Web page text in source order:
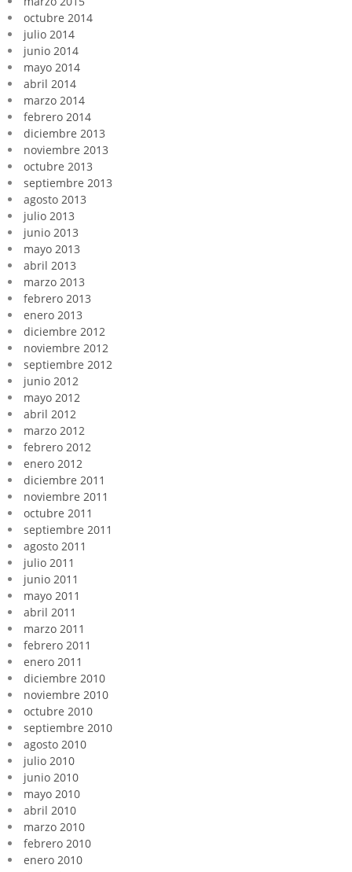
octubre 2014
julio 2014
junio 2014
mayo 2014
abril 2014
marzo 2014
febrero 2014
diciembre 2013
noviembre 2013
octubre 2013
septiembre 2013
agosto 2013
julio 2013
junio 2013
mayo 2013
abril 2013
marzo 2013
febrero 2013
enero 2013
diciembre 2012
noviembre 2012
septiembre 2012
junio 2012
mayo 2012
abril 2012
marzo 2012
febrero 2012
enero 2012
diciembre 2011
noviembre 2011
octubre 2011
septiembre 2011
agosto 2011
julio 2011
junio 2011
mayo 2011
abril 2011
marzo 2011
febrero 2011
enero 2011
diciembre 2010
noviembre 2010
octubre 2010
septiembre 2010
agosto 2010
julio 2010
junio 2010
mayo 2010
abril 2010
marzo 2010
febrero 2010
enero 2010